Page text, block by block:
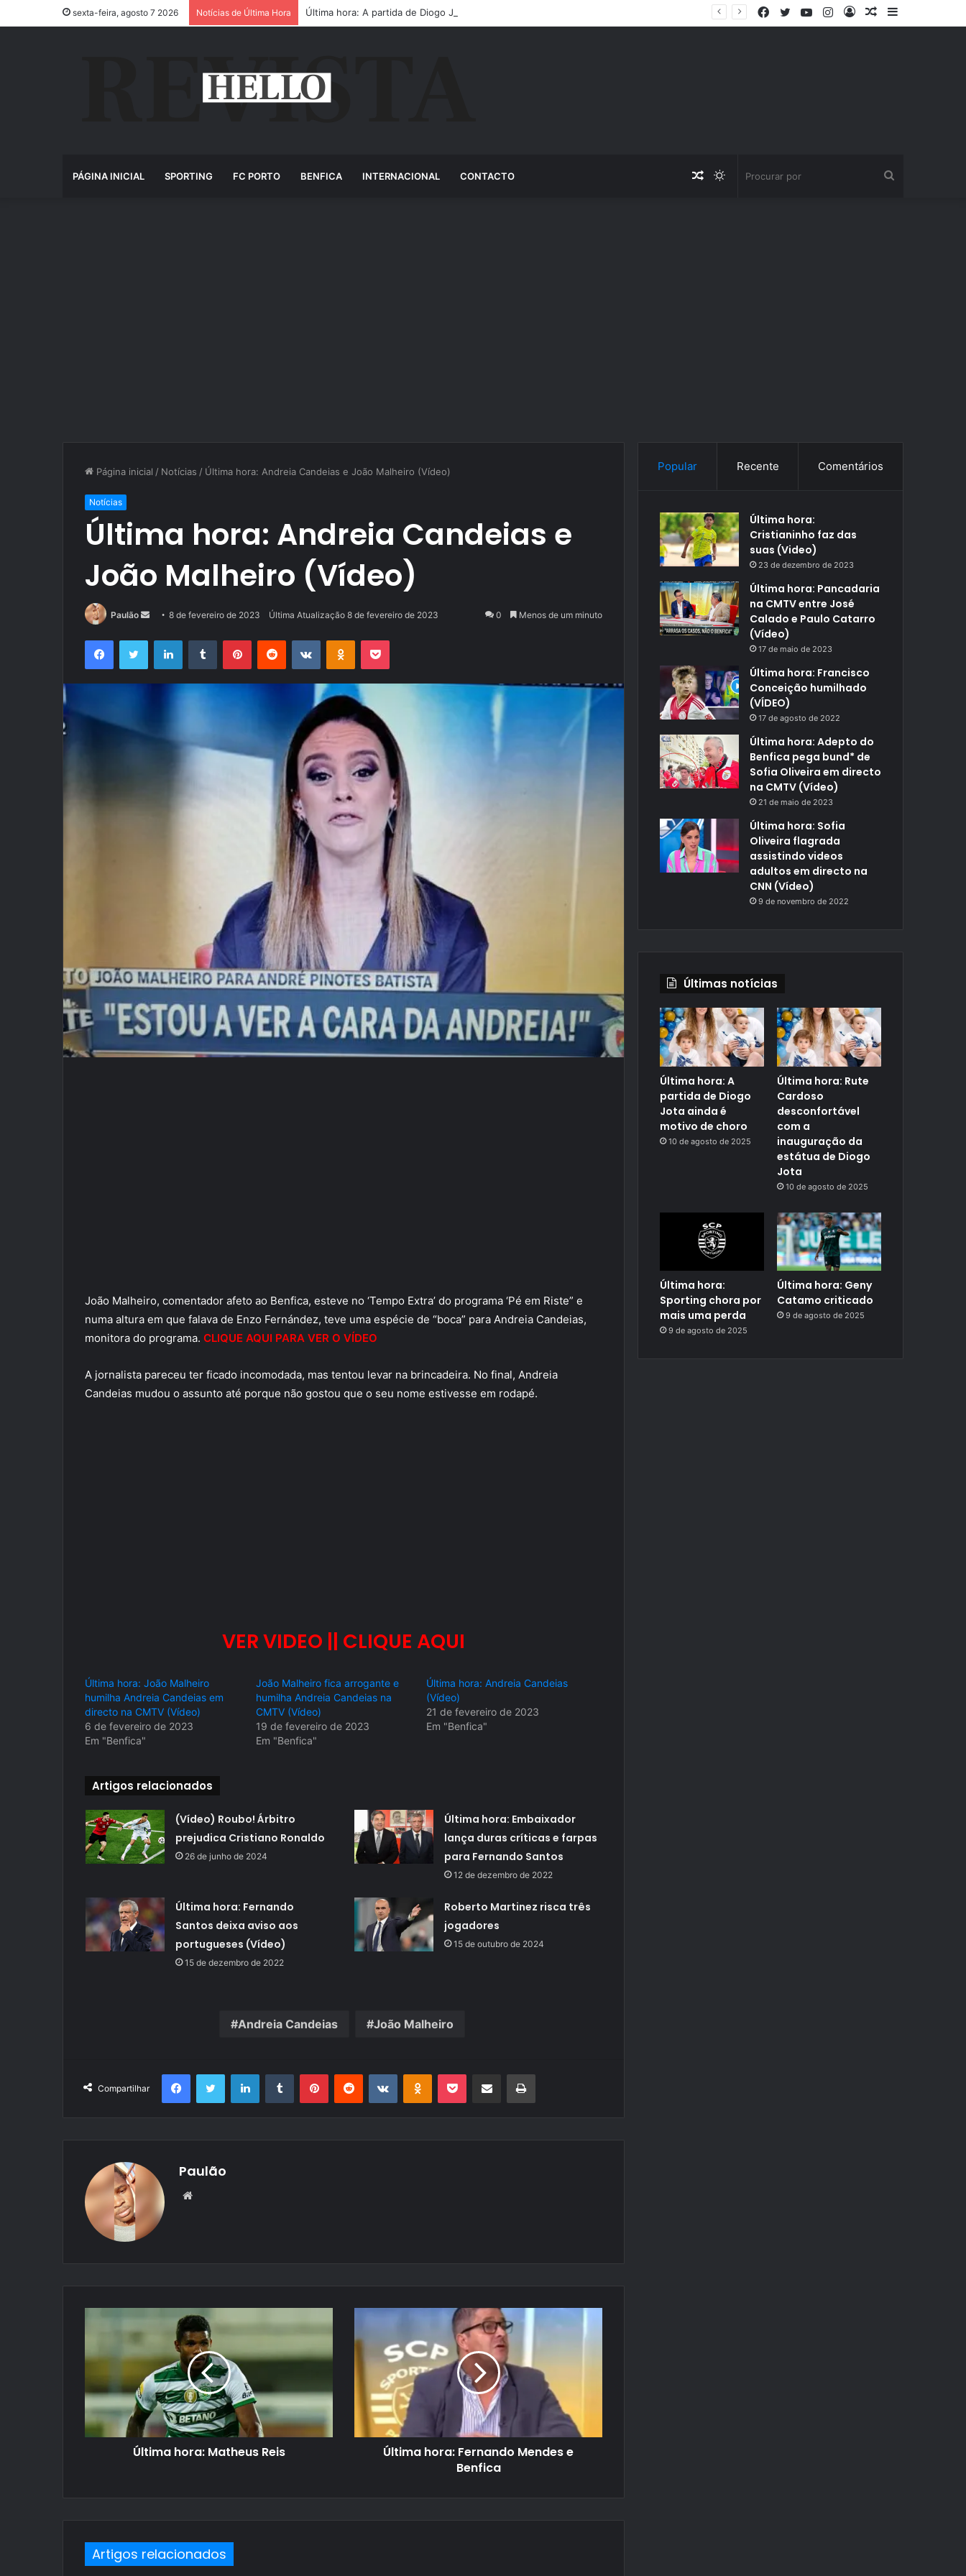
sexta-feira, agosto 7 2026 Notícias de Última Hora Última hora: A partida de Diogo Jota ainda é motivo de choro
Barra
Artigo
Entrar
Instagram
YouTube
Twitter
Facebook
PÁGINA INICIAL SPORTING FC PORTO BENFICA INTERNACIONAL CONTACTO Switch
Artigo
Página inicial / Notícias / Última hora: Andreia Candeias e João Malheiro (Vídeo)
Notícias
Última hora: Andreia Candeias e
João Malheiro (Vídeo)
Paulão
Mande
mail
8 de fevereiro de 2023 Última Atualização 8 de fevereiro de 2023 0 Menos de um minuto
FacebookTwitter LinkedinTumblr PinterestReddit VK OK Pocket
João Malheiro, comentador afeto ao Benfica, esteve no ‘Tempo Extra’ do programa ‘Pé em Riste” e
numa altura em que falava de Enzo Fernández, teve uma espécie de “boca” para Andreia Candeias,
monitora do programa. CLIQUE AQUI PARA VER O VÍDEO
A jornalista pareceu ter ficado incomodada, mas tentou levar na brincadeira. No final, Andreia
Candeias mudou o assunto até porque não gostou que o seu nome estivesse em rodapé.
VER VIDEO || CLIQUE AQUI
Última hora: João Malheiro
humilha Andreia Candeias em
directo na CMTV (Vídeo)
6 de fevereiro de 2023
Em "Benfica"
João Malheiro fica arrogante e
humilha Andreia Candeias na
CMTV (Vídeo)
19 de fevereiro de 2023
Em "Benfica"
Última hora: Andreia Candeias
(Vídeo)
21 de fevereiro de 2023
Em "Benfica"
Artigos relacionados
(Vídeo) Roubo! Árbitro
prejudica Cristiano Ronaldo
26 de junho de 2024
Última hora: Embaixador
lança duras críticas e farpas
para Fernando Santos
12 de dezembro de 2022
Última hora: Fernando
Santos deixa aviso aos
portugueses (Vídeo)
15 de dezembro de 2022
Roberto Martinez risca três
jogadores
15 de outubro de 2024
Andreia Candeias João Malheiro
Compartilhar
FacebookTwitter LinkedinTumblr PinterestReddit VK OK Pocket Compartilhar via e-mail Imprimir
Paulão
Website
Última hora: Matheus Reis
Última hora: Fernando Mendes e
Benfica
Artigos relacionados
Popular Recente Comentários
Última hora:
Cristianinho faz das
suas (Video)
23 de dezembro de 2023
Última hora: Pancadaria
na CMTV entre José
Calado e Paulo Catarro
(Vídeo)
17 de maio de 2023
Última hora: Francisco
Conceição humilhado
(VÍDEO)
17 de agosto de 2022
Última hora: Adepto do
Benfica pega bund* de
Sofia Oliveira em directo
na CMTV (Vídeo)
21 de maio de 2023
Última hora: Sofia
Oliveira flagrada
assistindo videos
adultos em directo na
CNN (Vídeo)
9 de novembro de 2022
Últimas notícias
Última hora: A
partida de Diogo
Jota ainda é
motivo de choro
10 de agosto de 2025
Última hora: Rute
Cardoso
desconfortável
com a
inauguração da
estátua de Diogo
Jota
10 de agosto de 2025
Última hora:
Sporting chora por
mais uma perda
9 de agosto de 2025
Última hora: Geny
Catamo criticado
9 de agosto de 2025